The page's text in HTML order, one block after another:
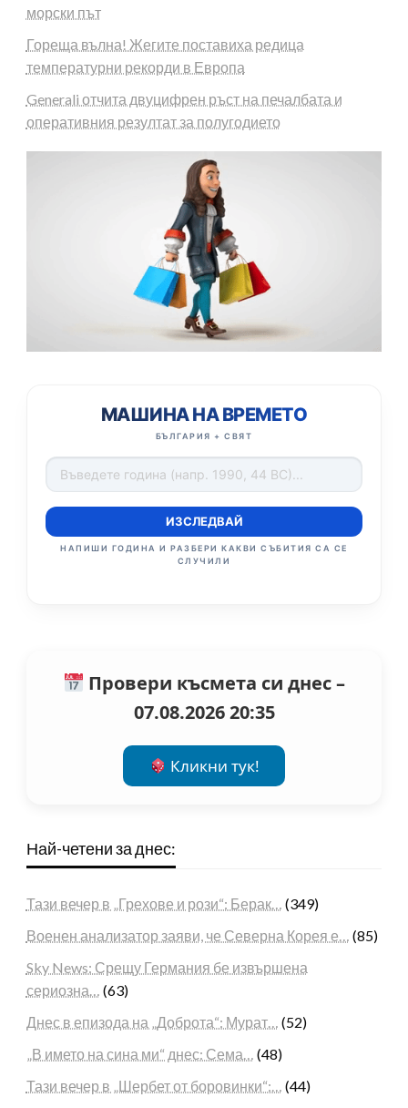
морски път
Гореща вълна! Жегите поставиха редица
температурни рекорди в Европа
Generali отчита двуцифрен ръст на печалбата и
оперативния резултат за полугодието
МАШИНА НА ВРЕМЕТО
БЪЛГАРИЯ + СВЯТ
ИЗСЛЕДВАЙ
НАПИШИ ГОДИНА И РАЗБЕРИ КАКВИ СЪБИТИЯ СА СЕ
СЛУЧИЛИ
Провери късмета си днес –
07.08.2026 20:35
Кликни тук!
Най-четени за днес:
Тази вечер в „Грехове и рози“: Берак… (349)
Военен анализатор заяви, че Северна Корея е… (85)
Sky News: Срещу Германия бе извършена
сериозна… (63)
Днес в епизода на „Доброта“: Мурат… (52)
„В името на сина ми“ днес: Сема… (48)
Тази вечер в „Шербет от боровинки“:… (44)